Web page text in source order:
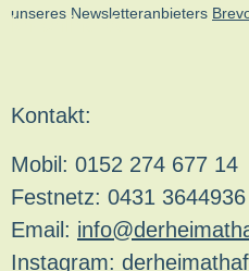
unseres Newsletteranbieters
kn-online.de
Kontakt:
Mobil: 0152 274 677 14
Festnetz: 0431 3644936
Email:
Instagram: